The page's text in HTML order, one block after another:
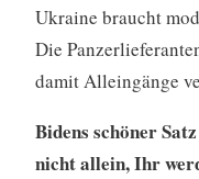
Ukraine braucht
Die
damit Alleingänge
Bidens schöner
nicht allein, Ihr